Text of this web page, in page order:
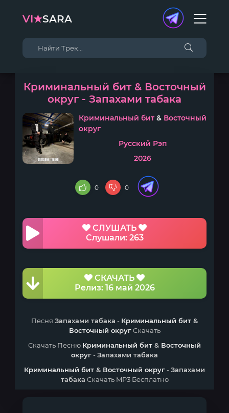
VI★SARA
Криминальный бит & Восточный
округ - Запахами табака
Криминальный бит & Восточный
округ
Русский Рэп
2026
0 0
СЛУШАТЬ
Слушали: 263
СКАЧАТЬ
Релиз: 16 май 2026
Песня Запахами табака - Криминальный бит &
Восточный округСкачать
Скачать Песню Криминальный бит & Восточный
округ-Запахами табака
Криминальный бит & Восточный округ-Запахами
табака Скачать MP3 Бесплатно